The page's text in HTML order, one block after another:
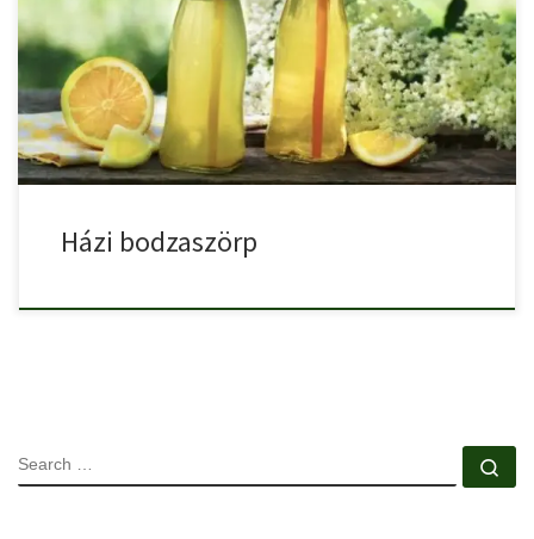
Nincs finomabb a házi készítésű bodzaszörpnél! Ha magunk
készítjük, pontosan […]
Házi bodzaszörp
SEARCH